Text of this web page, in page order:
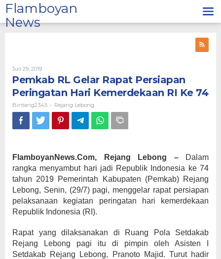
Lewati
ke
konten
Flamboyan
News
Juli 29, 2019Oleh
Bintang2345
Pemkab RL Gelar Rapat Persiapan
Peringatan Hari Kemerdekaan RI Ke 74
Bintang2345 - Rejang Lebong
FlamboyanNews.Com, Rejang Lebong –Dalam
rangka menyambut hari jadi Republik Indonesia ke 74
tahun 2019 Pemerintah Kabupaten (Pemkab) Rejang
Lebong, Senin, (29/7) pagi, menggelar rapat persiapan
pelaksanaan kegiatan peringatan hari kemerdekaan
Republik Indonesia (RI).
Rapat yang dilaksanakan di Ruang Pola Setdakab
Rejang Lebong pagi itu di pimpin oleh Asisten I
Setdakab Rejang Lebong, Pranoto Majid. Turut hadir